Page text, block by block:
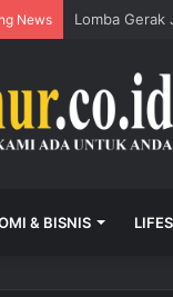
News Lomba Gerak
& BISNIS